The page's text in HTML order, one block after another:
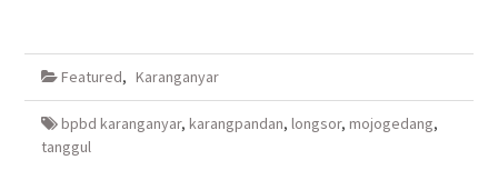
Featured, Karanganyar
bpbd karanganyar, karangpandan, longsor, mojogedang,
tanggul